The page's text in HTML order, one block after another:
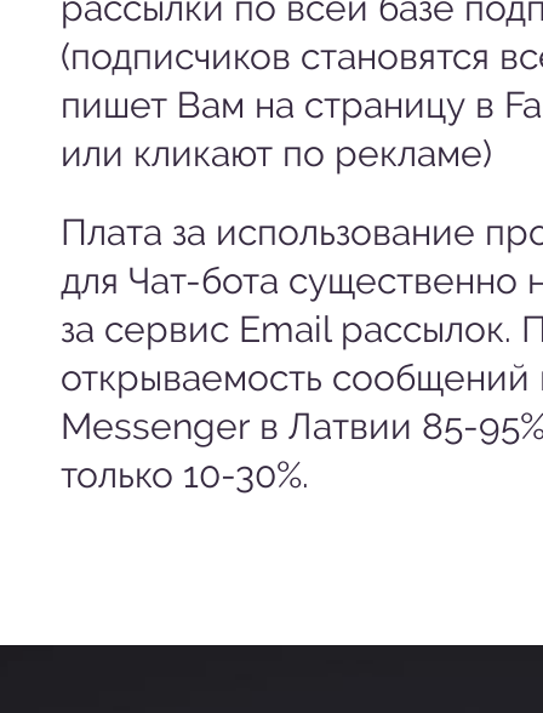
(подписчиков становятся
пишет Вам на страницу в
или кликают по рекламе)
Плата за использование
для Чат-бота существенно
за сервис Email рассылок.
открываемость сообщений
Messenger в Латвии 85-
только 10-30%.